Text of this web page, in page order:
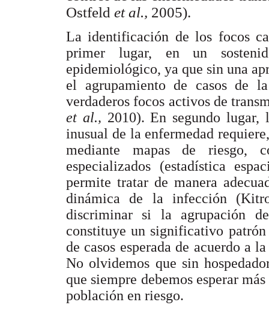
Ostfeld et al., 2005).
La identificación de los focos
primer lugar, en un
epidemiológico, ya que sin una
el agrupamiento de casos de
verdaderos focos activos de
et al., 2010). En segundo lugar,
inusual de la enfermedad
mediante mapas de riesgo,
especializados (estadística
permite tratar de manera
dinámica de la infección
discriminar si la agrupación
constituye un significativo
de casos esperada de acuerdo
No olvidemos que sin
que siempre debemos esperar
población en riesgo.